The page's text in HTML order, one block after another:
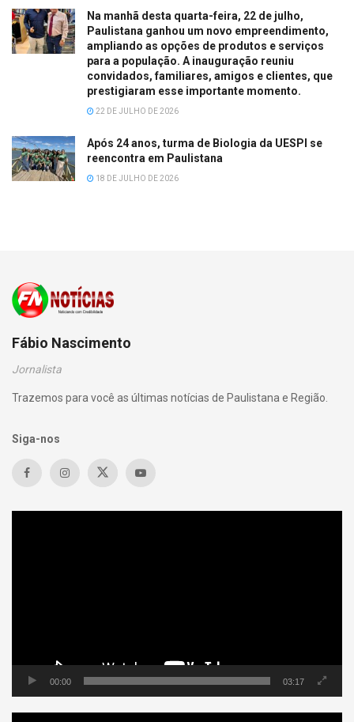
Na manhã desta quarta-feira, 22 de julho,
Paulistana ganhou um novo empreendimento,
ampliando as opções de produtos e serviços
para a população. A inauguração reuniu
convidados, familiares, amigos e clientes, que
prestigiaram esse importante momento.
22 DE JULHO DE 2026
Após 24 anos, turma de Biologia da UESPI se
reencontra em Paulistana
18 DE JULHO DE 2026
Fábio Nascimento
Jornalista
Trazemos para você as últimas notícias de Paulistana e Região.
Siga-nos
00:00 03:17